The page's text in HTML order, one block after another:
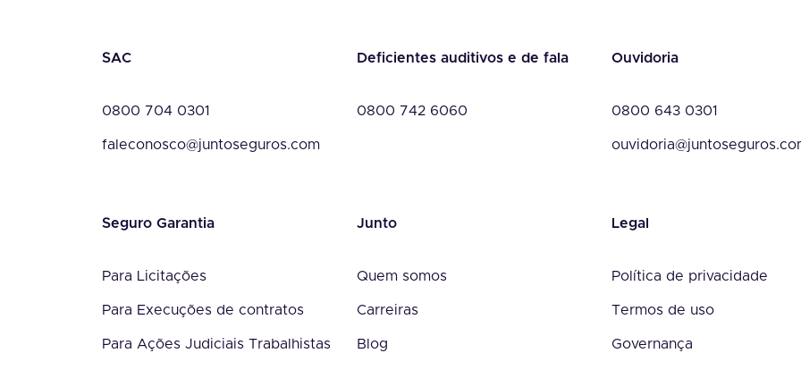
SAC
0800 704 0301
faleconosco@juntoseguros.com
Deficientes auditivos e de fala
0800 742 6060
Ouvidoria
0800 643 0301
Seguro Garantia
Para Licitações
Para Execuções de contratos
Para Ações Judiciais Trabalhistas
Junto
Quem somos
Carreiras
Blog
Legal
Política de privacidade
Termos de uso
Governança